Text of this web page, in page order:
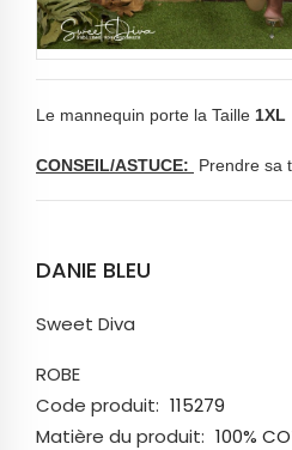
Le mannequin porte la Taille 1XL
CONSEIL/ASTUCE: Prendre sa
DANIE BLEU
Sweet Diva
ROBE
Code produit: 115279
Matière du produit: 100%